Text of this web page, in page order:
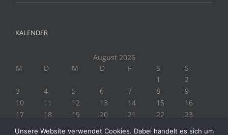
KALENDER
August 2026
M
D M D F S
S
1
2
3
4 5 6 7 8
9
10
11 12 13 14 15
16
17
18 19 20 21 22
23
Unsere Website verwendet Cookies. Dabei handelt es sich um